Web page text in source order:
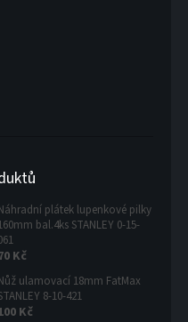
plátek lupenkové pilky
bal.4ks STANLEY 0-15-
Kč
ulamovací 18mm FatMax
8-10-421
Kč